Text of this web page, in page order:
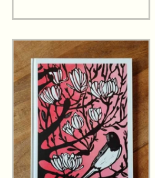
een rustig kleurenpalet vertelt
Heemels een belangrijk
verhaal. Grote kans dat
iedereen die dit verhaal bekijkt
en leest, iets meer zachtheid
krijgt, want wie wil er nou niet
zo'n warme, lieve knuffel? Het
verhaal start al op de
schutbladen die iets warms en
tegelijkertijd iets donkers
uitstralen; precies pass